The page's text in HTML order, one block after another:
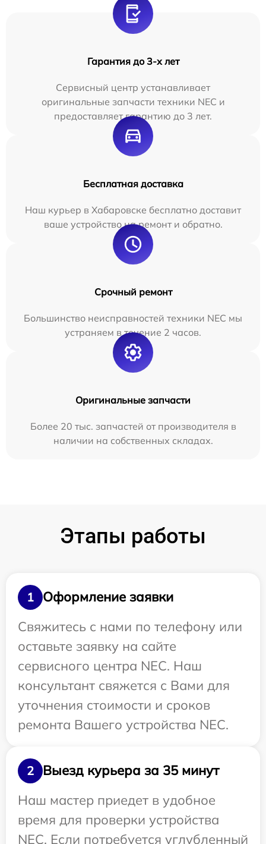
Гарантия до 3-х лет
Сервисный центр устанавливает
оригинальные запчасти техники NEC и
предоставляет гарантию до 3 лет.
Бесплатная доставка
Наш курьер в Хабаровске бесплатно доставит
ваше устройство на ремонт и обратно.
Срочный ремонт
Большинство неисправностей техники NEC мы
устраняем в течение 2 часов.
Оригинальные запчасти
Более 20 тыс. запчастей от производителя в
наличии на собственных складах.
Этапы работы
1
Оформление заявки
Свяжитесь с нами по телефону или
оставьте заявку на сайте
сервисного центра NEC. Наш
консультант свяжется с Вами для
уточнения стоимости и сроков
ремонта Вашего устройства NEC.
2
Выезд курьера за 35 минут
Наш мастер приедет в удобное
время для проверки устройства
NEC. Если потребуется углубленный